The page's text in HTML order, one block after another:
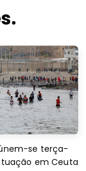
se terça-
em Ceuta